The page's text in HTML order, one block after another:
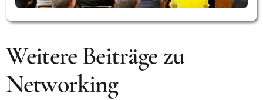
Weitere Beiträge zu
Networking